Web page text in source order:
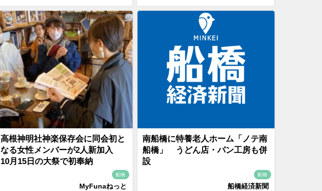
高根神明社神楽保存会に同会初と
なる女性メンバーが2人新加入
10月15日の大祭で初奉納
船橋
MyFunaねっと
南船橋に特養老人ホーム「ノテ南
船橋」 うどん店・パン工房も併
設
船橋
船橋経済新聞